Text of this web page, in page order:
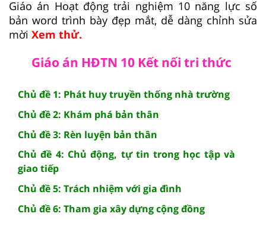
Giáo án Hoạt động trải nghiệm 10 năng lực số
bản word trình bày đẹp mắt, dễ dàng chỉnh sửa
mời Xem thử.
Giáo án HĐTN 10 Kết nối tri thức
Chủ đề 1: Phát huy truyền thống nhà trường
Chủ đề 2: Khám phá bản thân
Chủ đề 3: Rèn luyện bản thân
Chủ đề 4: Chủ động, tự tin trong học tập và
giao tiếp
Chủ đề 5: Trách nhiệm với gia đình
Chủ đề 6: Tham gia xây dựng cộng đồng